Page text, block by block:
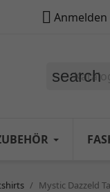
 Anmelden
search
Mystic Dazzeld